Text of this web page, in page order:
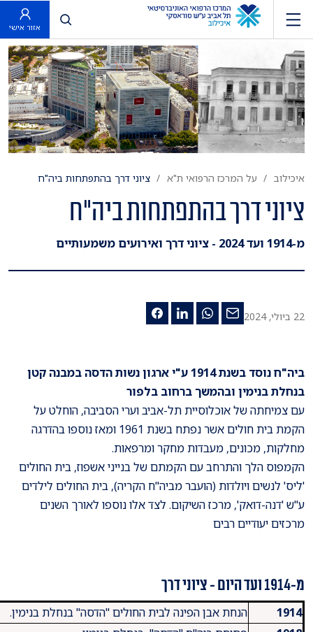
פתח חיפוש
אזור אישי
איכילוב על המרכז הרפואי ת"א ציוני דרך בהתפתחות ביה"ח
ציוני דרך בהתפתחות ביה"ח
מ-1914 ועד 2024 - ציוני דרך ואירועים משמעותיים
22 ביולי, 2024
ביה"ח נוסד בשנת 1914 ע"י ארגון נשות הדסה במבנה קטן
בנחלת בנימין ובהמשך ברחוב בלפור
עם צמיחתה של אוכלוסיית תל-אביב וערי הסביבה, הוחלט על
הקמת בית חולים אשר נפתח בשנת 1961 ומאז נוספו בהדרגה
מחלקות, מכונים, מעבדות מחקר ומרפאות.
הקמפוס הלך והתרחב עם הקמתם של בנייני אשפוז, בית החולים
'ליס' לנשים ויולדות (הועבר מביה"ח הקריה), בית החולים לילדים
ע"ש 'דנה-דואק', מרכז השיקום. לצד אלו נוספו לאורך השנים
מרכזים יעודיים רבים
מ-1914 ועד היום - ציוני דרך
1914
הנחת אבן הפינה לבית החולים "הדסה" בנחלת בנימין.